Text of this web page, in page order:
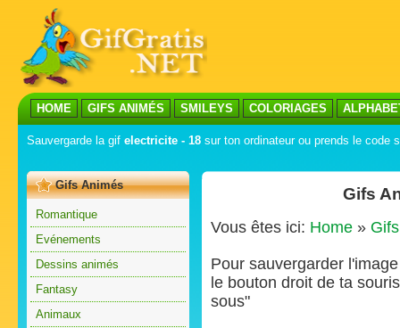
HOME GIFS ANIMÉS SMILEYS COLORIAGES
Sauvergarde la gif electricite - 18 sur ton ordinateur ou prends le code
Gifs Animés
Romantique
Evénements
Dessins animés
Fantasy
Animaux
Gifs
Vous êtes ici: Home »
Pour sauvergarder
le bouton droit de ta
sous"